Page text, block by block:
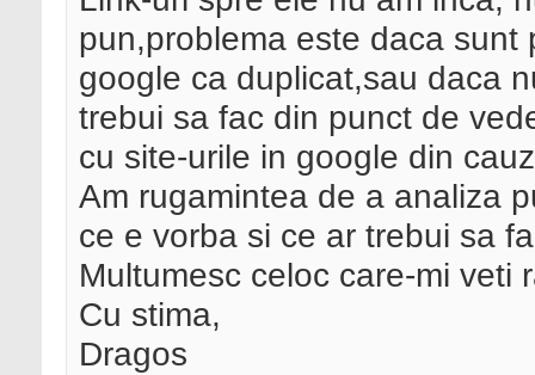
pun,problema este daca
google ca duplicat,sau daca
trebui sa fac din punct de
cu site-urile in google din
Am rugamintea de a analiza
ce e vorba si ce ar trebui sa
Multumesc celoc care-mi veti
Cu stima,
Dragos